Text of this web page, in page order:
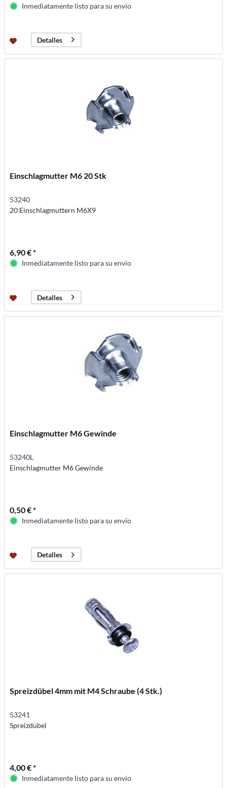
Inmediatamente listo para su envío
Detalles
Einschlagmutter M6 20 Stk
53240
20 Einschlagmuttern M6X9
6,90 € *
Inmediatamente listo para su envío
Detalles
Einschlagmutter M6 Gewinde
53240L
Einschlagmutter M6 Gewinde
0,50 € *
Inmediatamente listo para su envío
Detalles
Spreizdübel 4mm mit M4 Schraube (4 Stk.)
53241
Spreizdübel
4,00 € *
Inmediatamente listo para su envío